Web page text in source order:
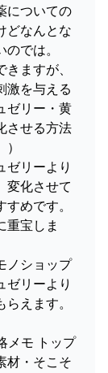
についての
どなんとな
では。
ますが、
激を与える
ゼリー・黄
させる方法
ゼリーより
変化させて
めです。
重宝しま
ノショップ
ゼリーより
えます。
メモ トップ
材・そこそ